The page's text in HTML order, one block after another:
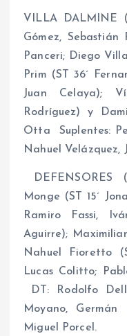
VILLA DALMINE
Gómez, Sebastián
Panceri; Diego
Prim (ST 36´
Juan Celaya);
Rodríguez) y
Otta Suplentes:
Nahuel Velázquez,
DEFENSORES
Monge (ST 15´
Ramiro Fassi,
Aguirre);
Nahuel Fioretto
Lucas Colitto;
DT: Rodolfo
Moyano,
Miguel Porcel.